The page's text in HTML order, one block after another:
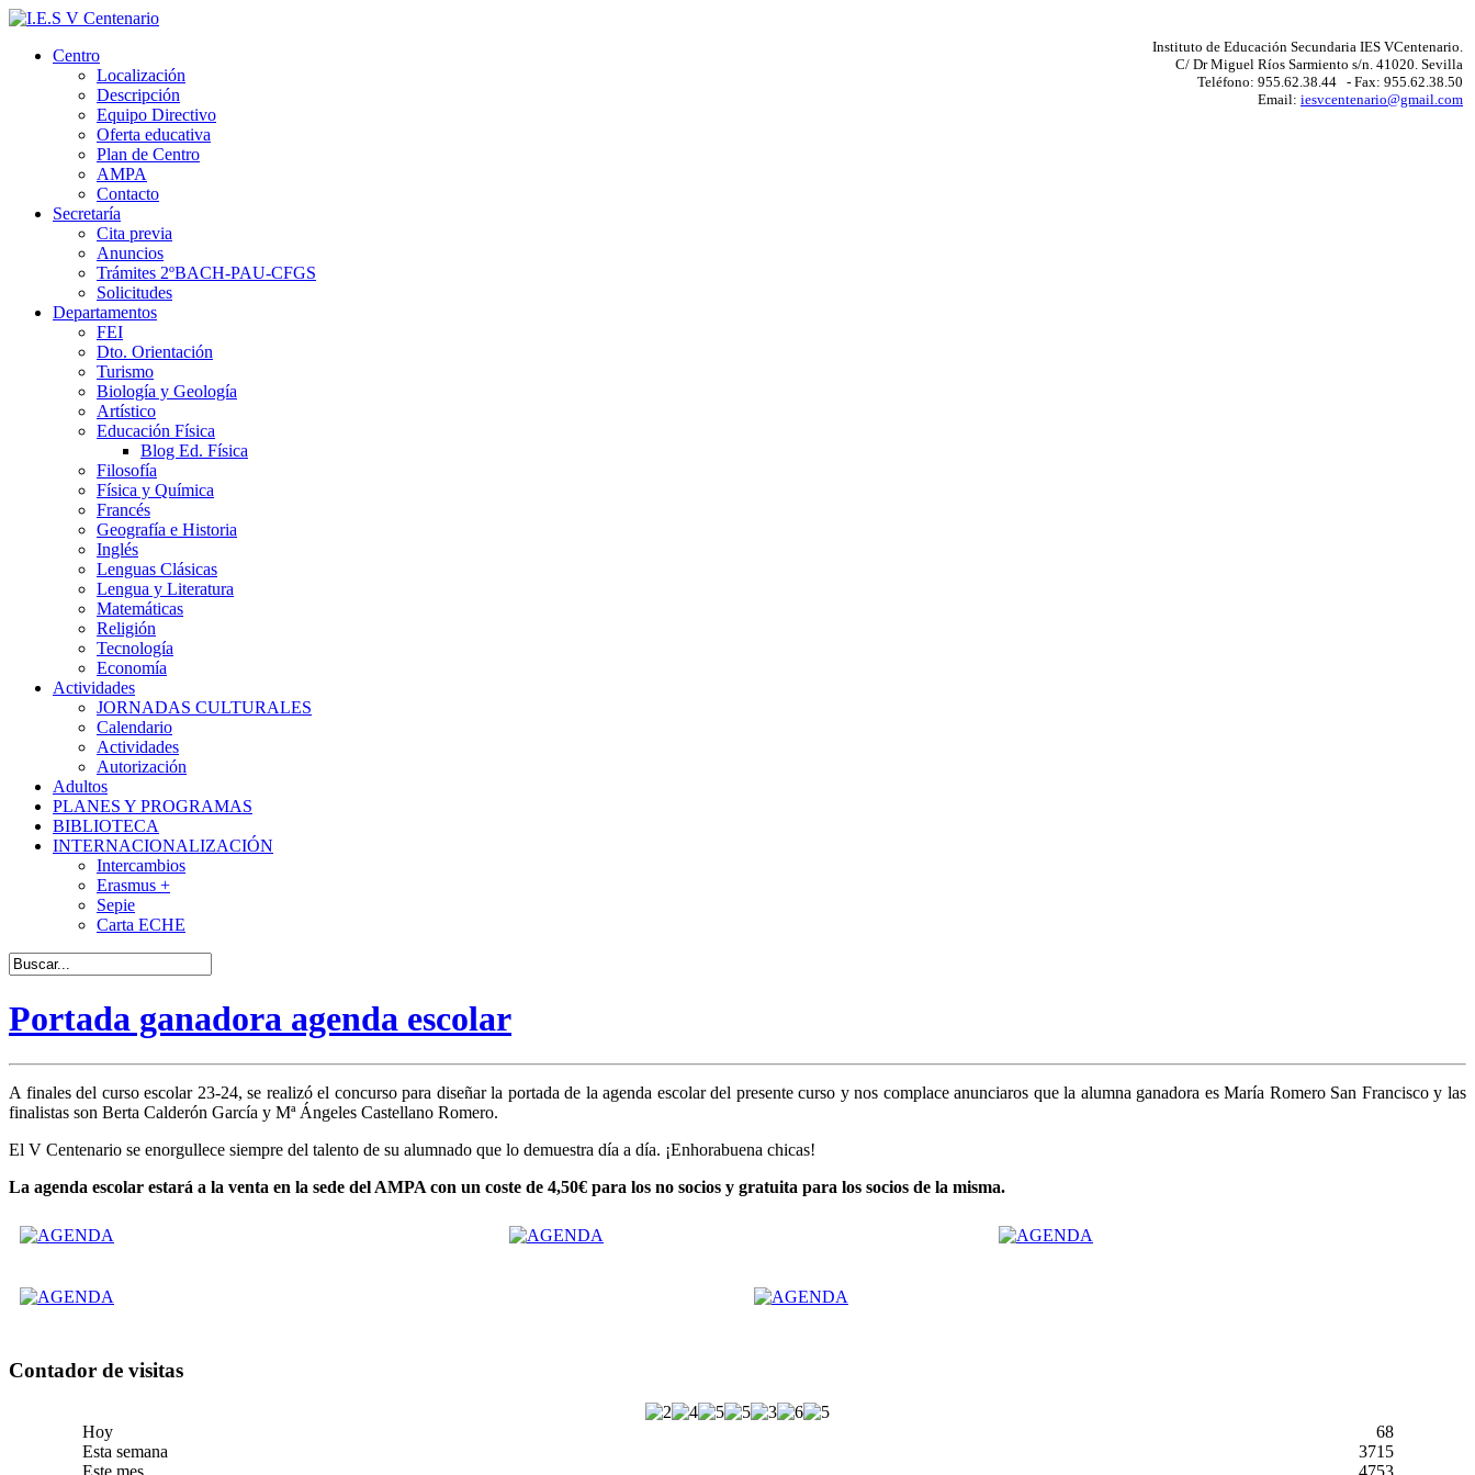
Instituto de Educación Secundaria IES VCentenario.
C/ Dr Miguel Ríos Sarmiento s/n. 41020. Sevilla
Teléfono: 955.62.38.44 - Fax: 955.62.38.50
Email: iesvcentenario@gmail.com
Centro
Localización
Descripción
Equipo Directivo
Oferta educativa
Plan de Centro
AMPA
Contacto
Secretaría
Cita previa
Anuncios
Trámites 2ºBACH-PAU-CFGS
Solicitudes
Departamentos
FEI
Dto. Orientación
Turismo
Biología y Geología
Artístico
Educación Física
Blog Ed. Física
Filosofía
Física y Química
Francés
Geografía e Historia
Inglés
Lenguas Clásicas
Lengua y Literatura
Matemáticas
Religión
Tecnología
Economía
Actividades
JORNADAS CULTURALES
Calendario
Actividades
Autorización
Adultos
PLANES Y PROGRAMAS
BIBLIOTECA
INTERNACIONALIZACIÓN
Intercambios
Erasmus +
Sepie
Carta ECHE
Portada ganadora agenda escolar
A finales del curso escolar 23-24, se realizó el concurso para diseñar la portada de la agenda escolar del presente curso y nos complace anunciaros que la alumna ganadora es María Romero San Francisco y las
finalistas son Berta Calderón García y Mª Ángeles Castellano Romero.
El V Centenario se enorgullece siempre del talento de su alumnado que lo demuestra día a día. ¡Enhorabuena chicas!
La agenda escolar estará a la venta en la sede del AMPA con un coste de 4,50€ para los no socios y gratuita para los socios de la misma.
Contador de visitas
Hoy
68
Esta semana
3715